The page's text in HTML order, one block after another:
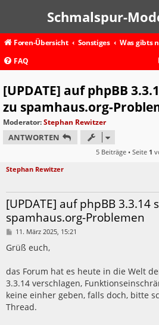
Schmalspur-
Foren-Übersicht Sonstiges Was gibts
FAQ
[UPDATE] auf phpBB
zu spamhaus.org-
Moderator:Stephan Rewitzer
ANTWORTEN
5 Beiträge • Seite 1
Stephan Rewitzer
[UPDATE] auf phpBB 3.3.14
spamhaus.org-Problemen
B
i
a
g
11. März 2025, 15:21
Grüß euch,
das Forum hat es heute in die Welt
3.3.14 verschlagen,
keine einher geben, falls doch, bitte
Thread.